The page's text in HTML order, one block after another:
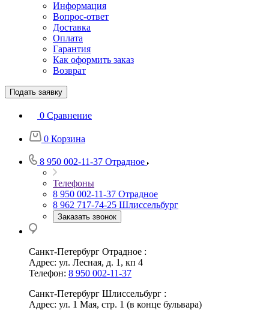
Информация
Вопрос-ответ
Доставка
Оплата
Гарантия
Как оформить заказ
Возврат
Подать заявку
0 Сравнение
0 Корзина
8 950 002-11-37 Отрадное
Телефоны
8 950 002-11-37 Отрадное
8 962 717-74-25 Шлиссельбург
Заказать звонок
Санкт-Петербург Отрадное :
Адрес: ул. Лесная, д. 1, кп 4
Телефон: 8 950 002-11-37
Санкт-Петербург Шлиссельбург :
Адрес: ул. 1 Мая, стр. 1 (в конце бульвара)